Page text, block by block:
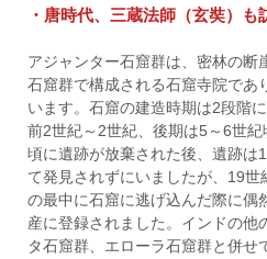
・唐時代、三蔵法師（玄奘）も
アジャンター石窟群は、密林の断
石窟群で構成される石窟寺院であ
います。石窟の建造時期は2段階
前2世紀～2世紀、後期は5～6世
頃に遺跡が放棄された後、遺跡は
て発見されずにいましたが、19
の最中に石窟に逃げ込んだ際に偶
産に登録されました。インドの他
タ石窟群、エローラ石窟群と併せ